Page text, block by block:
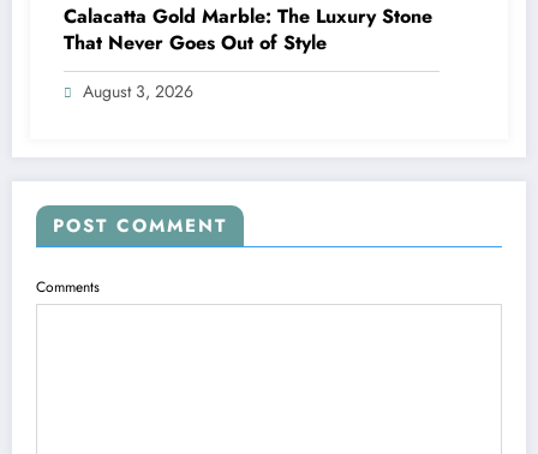
Calacatta Gold Marble: The Luxury Stone
That Never Goes Out of Style
August 3, 2026
POST COMMENT
Comments